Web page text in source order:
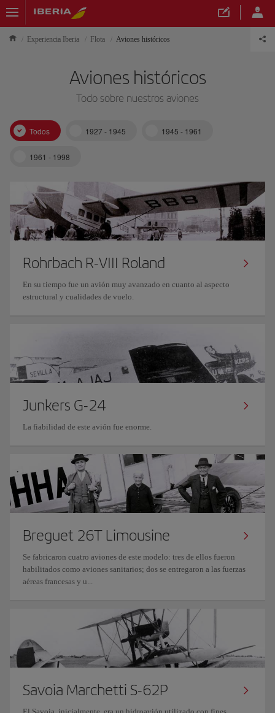
Experiencia Iberia Flota Aviones históricos
Aviones históricos
Todo sobre nuestros aviones
Todos 1927 - 1945 1945 - 1961
1961 - 1998
Rohrbach R-VIII Roland
En su tiempo fue un avión muy avanzado en cuanto al aspecto
estructural y cualidades de vuelo.
Junkers G-24
La fiabilidad de este avión fue enorme.
Breguet 26T Limousine
Se fabricaron cuatro aviones de este modelo: tres de ellos fueron
habilitados como aviones sanitarios; dos se entregaron a las fuerzas
aéreas francesas y u...
Savoia Marchetti S-62P